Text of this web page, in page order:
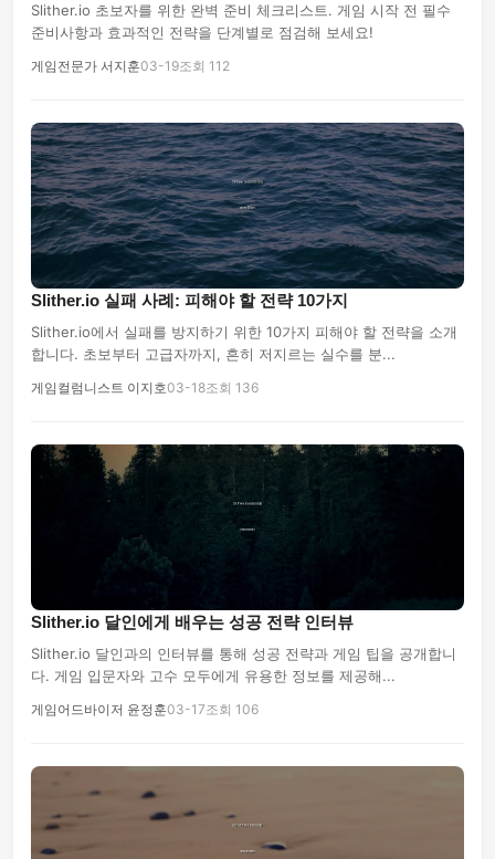
Slither.io 초보자를 위한 완벽 준비 체크리스트. 게임 시작 전 필수
준비사항과 효과적인 전략을 단계별로 점검해 보세요!
게임전문가 서지훈03-19조회 112
Slither.io 실패 사례: 피해야 할 전략 10가지
Slither.io에서 실패를 방지하기 위한 10가지 피해야 할 전략을 소개
합니다. 초보부터 고급자까지, 흔히 저지르는 실수를 분...
게임컬럼니스트 이지호03-18조회 136
Slither.io 달인에게 배우는 성공 전략 인터뷰
Slither.io 달인과의 인터뷰를 통해 성공 전략과 게임 팁을 공개합니
다. 게임 입문자와 고수 모두에게 유용한 정보를 제공해...
게임어드바이저 윤정훈03-17조회 106